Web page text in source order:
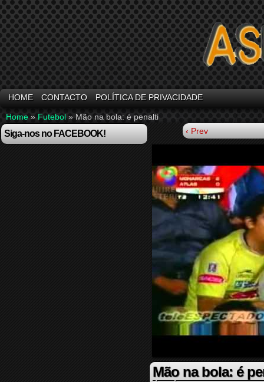
HOME CONTACTO POLÍTICA DE PRIVACIDADE
Home » Futebol » Mão na bola: é penalti
Siga-nos no FACEBOOK! ‹ Prev
Mão na bola: é